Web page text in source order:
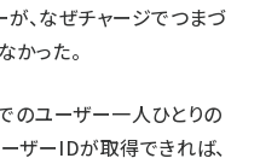
が、なぜチャージでつまづ
かった。
のユーザー一人ひとりの
ザーIDが取得できれば、